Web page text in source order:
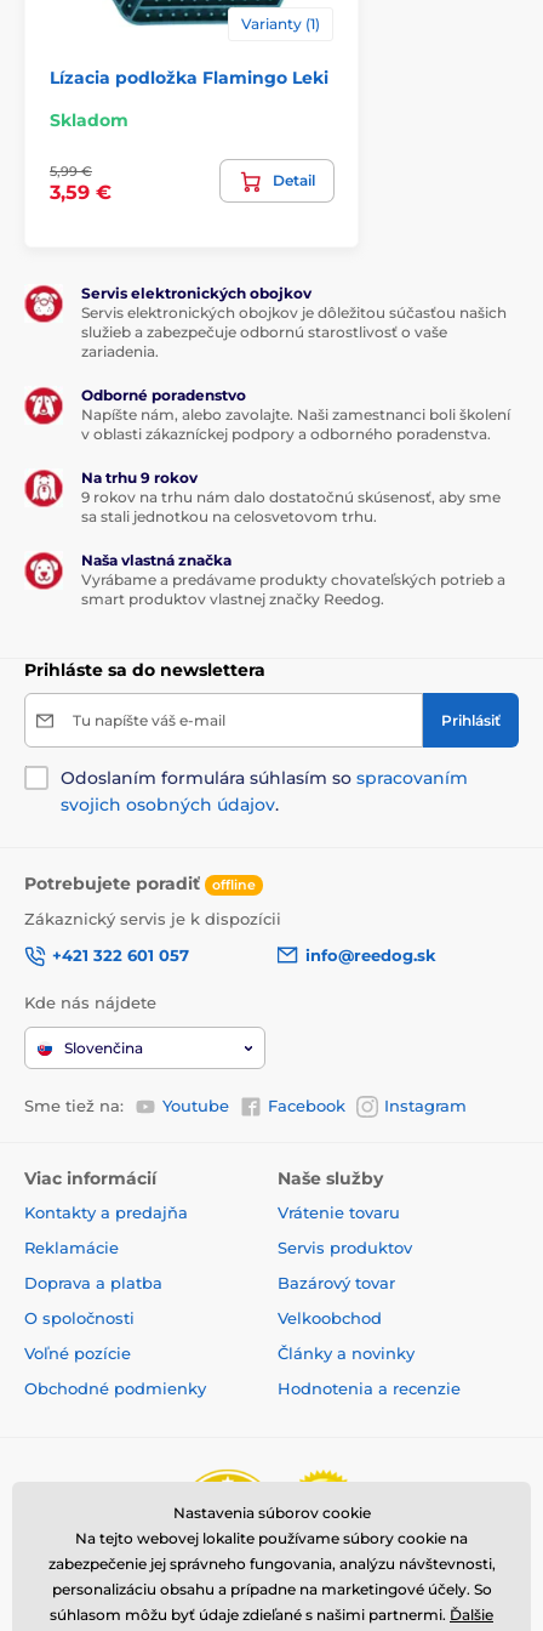
Hračky pre psov Trixie
Varianty (1)
Lízacia podložka Flamingo Leki
Skladom
5,99 €
3,59 €
Detail
Servis elektronických obojkov
Servis elektronických obojkov je dôležitou súčasťou našich
služieb a zabezpečuje odbornú starostlivosť o vaše
zariadenia.
Odborné poradenstvo
Napíšte nám, alebo zavolajte. Naši zamestnanci boli školení
v oblasti zákazníckej podpory a odborného poradenstva.
Na trhu 9 rokov
9 rokov na trhu nám dalo dostatočnú skúsenosť, aby sme
sa stali jednotkou na celosvetovom trhu.
Naša vlastná značka
Vyrábame a predávame produkty chovateľských potrieb a
smart produktov vlastnej značky Reedog.
Prihláste sa do newslettera
Tu napíšte váš e-mail Prihlásiť
Odoslaním formulára súhlasím so spracovaním
svojich osobných údajov.
Potrebujete poradiť offline
Zákaznický servis je k dispozícii
+421 322 601 057
info@reedog.sk
Kde nás nájdete
Slovenčina
Sme tiež na: Youtube Facebook Instagram
Viac informácií
Kontakty a predajňa
Reklamácie
Doprava a platba
O spoločnosti
Voľné pozície
Obchodné podmienky
Naše služby
Vrátenie tovaru
Servis produktov
Bazárový tovar
Velkoobchod
Články a novinky
Hodnotenia a recenzie
Nastavenia súborov cookie
Na tejto webovej lokalite používame súbory cookie na
zabezpečenie jej správneho fungovania, analýzu návštevnosti,
personalizáciu obsahu a prípadne na marketingové účely. So
súhlasom môžu byť údaje zdieľané s našimi partnermi. Ďalšie